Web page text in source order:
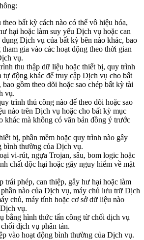
bất kỳ cách nào có thể vô hiệu hóa,
hại hoặc làm suy yếu Dịch vụ hoặc can
Dịch vụ của bất kỳ bên nào khác, bao
tham gia vào các hoạt động theo thời gian
vụ.
thu thập dữ liệu hoặc thiết bị, quy trình
tự động khác để truy cập Dịch vụ cho bất
gồm theo dõi hoặc sao chép bất kỳ tài
vụ.
trình thủ công nào để theo dõi hoặc sao
nào trên Dịch vụ hoặc cho bất kỳ mục
khác mà không có văn bản đồng ý trước
bị, phần mềm hoặc quy trình nào gây
bình thường của Dịch vụ.
vi-rút, ngựa Trojan, sâu, bom logic hoặc
chất độc hại hoặc gây nguy hiểm về mặt
trái phép, can thiệp, gây hư hại hoặc làm
nào của Dịch vụ, máy chủ lưu trữ Dịch
chủ, máy tính hoặc cơ sở dữ liệu nào
vụ.
bằng hình thức tấn công từ chối dịch vụ
dịch vụ phân tán.
vào hoạt động bình thường của Dịch vụ.